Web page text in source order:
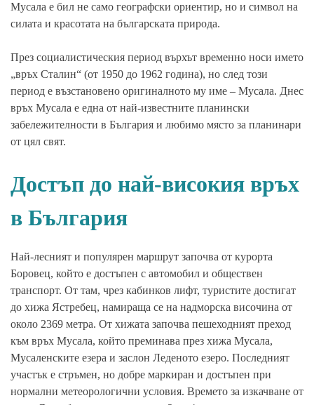
Мусала е бил не само географски ориентир, но и символ на
силата и красотата на българската природа.
През социалистическия период върхът временно носи името
„връх Сталин“ (от 1950 до 1962 година), но след този
период е възстановено оригиналното му име – Мусала. Днес
връх Мусала е една от най-известните планински
забележителности в България и любимо място за планинари
от цял свят.
Достъп до най-високия връх
в България
Най-лесният и популярен маршрут започва от курорта
Боровец, който е достъпен с автомобил и обществен
транспорт. От там, чрез кабинков лифт, туристите достигат
до хижа Ястребец, намираща се на надморска височина от
около 2369 метра. От хижата започва пешеходният преход
към връх Мусала, който преминава през хижа Мусала,
Мусаленските езера и заслон Леденото езеро. Последният
участък е стръмен, но добре маркиран и достъпен при
нормални метеорологични условия. Времето за изкачване от